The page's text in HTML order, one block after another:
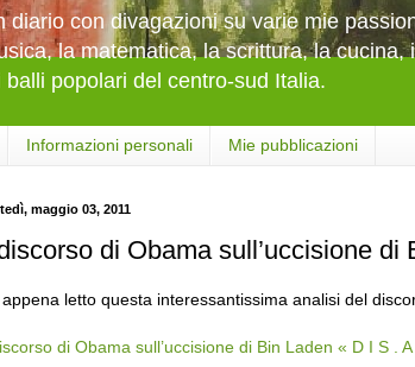
diario con divagazioni su varie mie
la matematica, la scrittura, la cucina,
balli popolari del centro-sud Italia.
Informazioni personali Mie pubblicazioni
maggio 03, 2011
di Obama sull’uccisione di
appena letto questa interessantissima analisi del
di Obama sull’uccisione di Bin Laden « D I S .